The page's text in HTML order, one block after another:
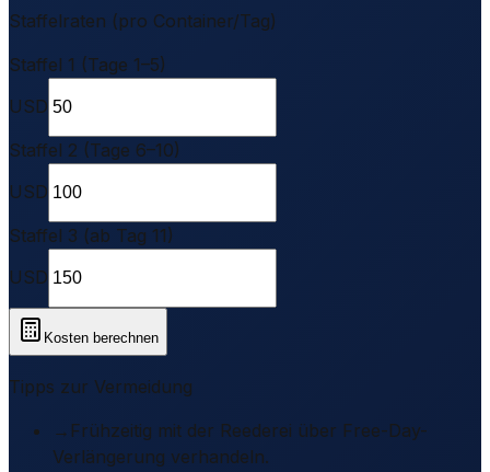
Staffelraten (pro Container/Tag)
Staffel 1 (Tage 1–5)
USD
Staffel 2 (Tage 6–10)
USD
Staffel 3 (ab Tag 11)
USD
Kosten berechnen
Tipps zur Vermeidung
→ Frühzeitig mit der Reederei über Free-Day-
Verlängerung verhandeln.